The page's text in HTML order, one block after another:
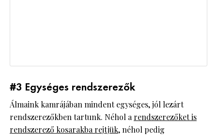
#3 Egységes rendszerezők
Álmaink kamrájában mindent egységes, jól lezárt
rendszerezőkben tartunk. Néhol a rendszerezőket is
rendszerező kosarakba rejtjük, néhol pedig